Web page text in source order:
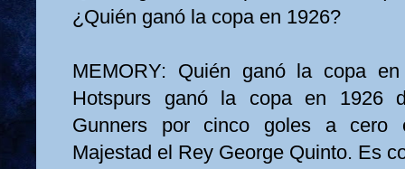
¿Quién ganó la copa en 1926?
MEMORY: Quién ganó la copa
Hotspurs ganó la copa en 1926
Gunners por cinco goles a cero
Majestad el Rey George Quinto. Es